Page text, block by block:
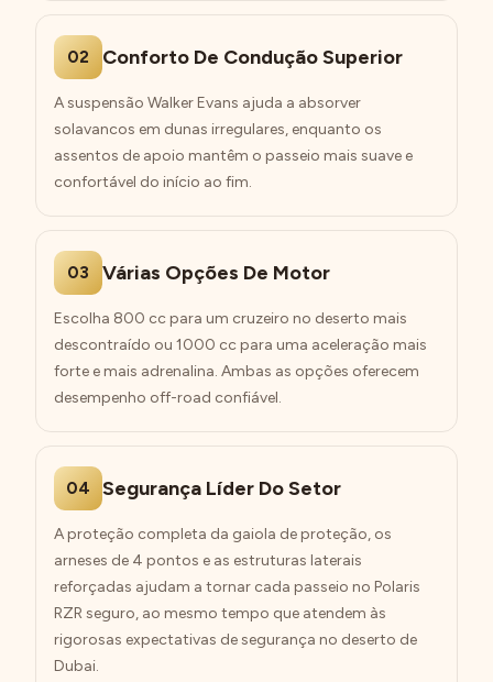
02 Conforto De Condução Superior
A suspensão Walker Evans ajuda a absorver
solavancos em dunas irregulares, enquanto os
assentos de apoio mantêm o passeio mais suave e
confortável do início ao fim.
03 Várias Opções De Motor
Escolha 800 cc para um cruzeiro no deserto mais
descontraído ou 1000 cc para uma aceleração mais
forte e mais adrenalina. Ambas as opções oferecem
desempenho off-road confiável.
04 Segurança Líder Do Setor
A proteção completa da gaiola de proteção, os
arneses de 4 pontos e as estruturas laterais
reforçadas ajudam a tornar cada passeio no Polaris
RZR seguro, ao mesmo tempo que atendem às
rigorosas expectativas de segurança no deserto de
Dubai.